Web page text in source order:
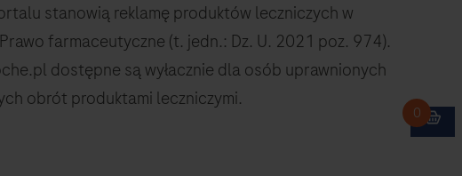
stanowią reklamę produktów leczniczych w
farmaceutyczne (t. jedn.: Dz. U. 2021 poz. 974).
dostępne są wyłacznie dla osób uprawnionych
obrót produktami leczniczymi.